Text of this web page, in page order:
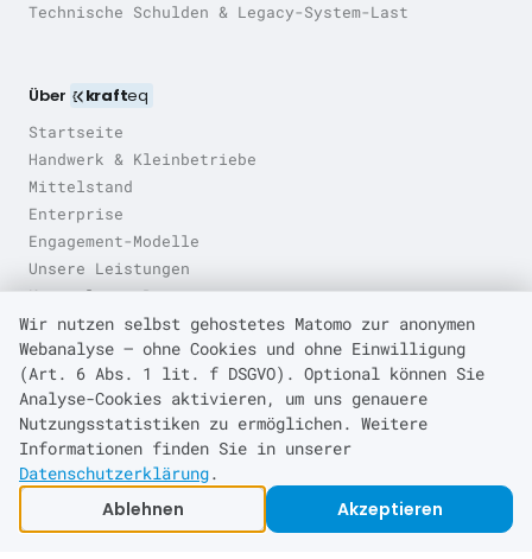
Technische Schulden & Legacy-System-Last
Über krafteq
Startseite
Handwerk & Kleinbetriebe
Mittelstand
Enterprise
Engagement-Modelle
Unsere Leistungen
Kostenloser Prototyp
Preise
Kontakt
Engineering-Blog (EN)
Standorte
Leverkusen
Wir nutzen selbst gehostetes Matomo zur anonymen
Webanalyse — ohne Cookies und ohne Einwilligung
(Art. 6 Abs. 1 lit. f DSGVO). Optional können Sie
Analyse-Cookies aktivieren, um uns genauere
Nutzungsstatistiken zu ermöglichen. Weitere
Informationen finden Sie in unserer
Datenschutzerklärung.
Ablehnen Akzeptieren